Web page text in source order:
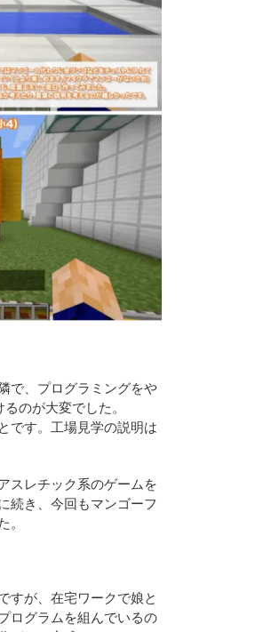
で、プログラミングをや
のが大変でした。
です。工場見学の説明は
スレチック系のゲームを
続き、今回もマンゴーフ
。
すが、在宅ワークで娘と
ログラムを組んでいるの